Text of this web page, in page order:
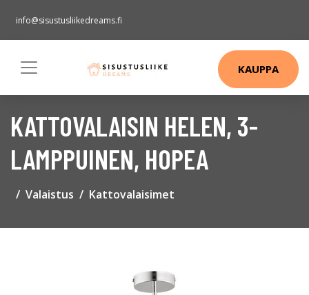
info@sisustusliikedreams.fi
KAUPPA
KATTOVALAISIN HELEN, 3-
LAMPPUINEN, HOPEA
Valaistus Kattovalaisimet